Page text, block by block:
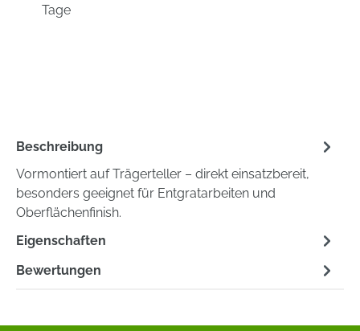
Tage
Beschreibung
Vormontiert auf Trägerteller – direkt einsatzbereit,
besonders geeignet für Entgratarbeiten und
Oberflächenfinish.
Eigenschaften
Bewertungen